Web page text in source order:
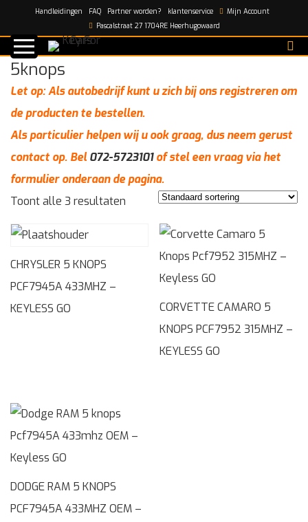
Handleidingen FAQ Partner worden? klantenservice
Mijn Account
Pascalstraat 27 1704RE Heerhugowaard
Home/5knops
5knops
Let op: Als autobedrijf kunt u zich bij ons registreren om
de producten te bestellen.
Als particulier helpen wij u ook graag, dus neem gerust
contact op. Bel072-5723101of stel een vraag via het
formulier onderaan de pagina.
Toont alle 3 resultaten
CHRYSLER 5 KNOPS
PCF7945A 433MHZ –
KEYLESS GO
CORVETTE CAMARO 5
KNOPS PCF7952 315MHZ –
KEYLESS GO
DODGE RAM 5 KNOPS
PCF7945A 433MHZ OEM –